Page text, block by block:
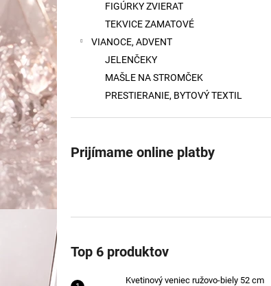
FIGÚRKY ZVIERAT
TEKVICE ZAMATOVÉ
VIANOCE, ADVENT
JELENČEKY
MAŠLE NA STROMČEK
PRESTIERANIE, BYTOVÝ TEXTIL
Prijímame online platby
Top 6 produktov
Kvetinový veniec ružovo-biely 52 cm